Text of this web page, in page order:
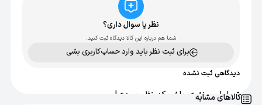
نظر یا سوال داری؟
شما هم درباره این کالا دیدگاه ثبت کنید.
برای ثبت نظر باید وارد حساب‌کاربری بشی
دیدگاهی ثبت نشده
تو اولین نفری باش که نظر میدی!
کالاهای مشابه